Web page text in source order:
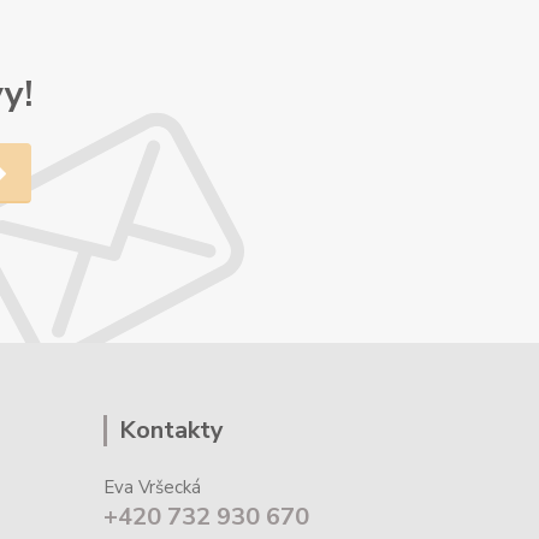
Kontakty
Eva Vršecká
+420 732 930 670